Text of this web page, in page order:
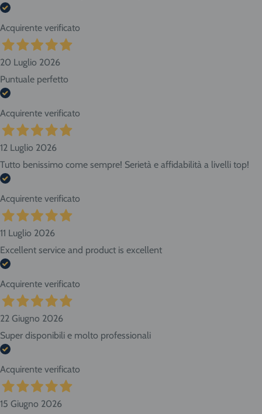
Acquirente verificato
20 Luglio 2026
Puntuale perfetto
Acquirente verificato
12 Luglio 2026
Tutto benissimo come sempre! Serietà e affidabilità a livelli top!
Acquirente verificato
11 Luglio 2026
Excellent service and product is excellent
Acquirente verificato
22 Giugno 2026
Super disponibili e molto professionali
Acquirente verificato
15 Giugno 2026